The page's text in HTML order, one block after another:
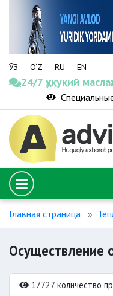
ЎЗ O‘Z RU EN
24/7 ҳуқуқий
Главная страница
Осуществление
17727 количество